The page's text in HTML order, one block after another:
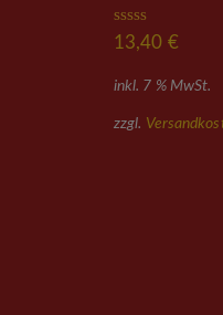
Bewertet
mit 4.89
13,40 €
inkl. 7 % MwSt.
zzgl.